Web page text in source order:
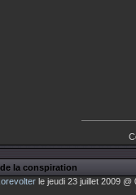
la conspiration
le jeudi 23 juillet 2009